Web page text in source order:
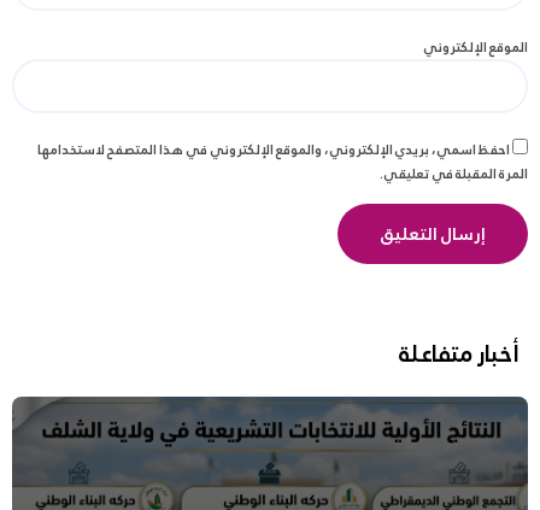
الموقع الإلكتروني
احفظ اسمي، بريدي الإلكتروني، والموقع الإلكتروني في هذا المتصفح لاستخدامها
المرة المقبلة في تعليقي.
أخبار متفاعلة